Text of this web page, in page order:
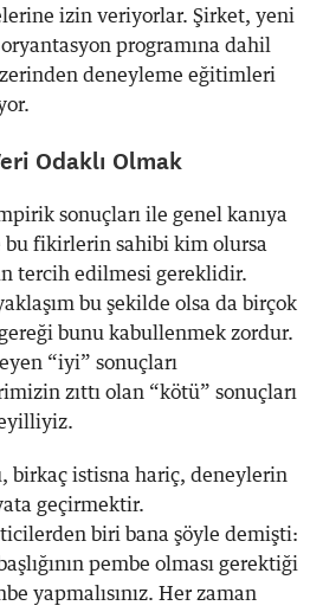
izin veriyorlar. Şirket, yeni
programına dahil
deneyleme eğitimleri
Odaklı Olmak
sonuçları ile genel kanıya
fikirlerin sahibi kim olursa
tercih edilmesi gereklidir.
bu şekilde olsa da birçok
bunu kabullenmek zordur.
“iyi” sonuçları
zıttı olan “kötü” sonuçları
birkaç istisna hariç, deneylerin
geçirmektir.
biri bana şöyle demişti:
pembe olması gerektiği
yapmalısınız. Her zaman